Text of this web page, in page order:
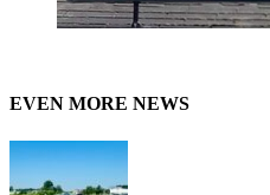
EVEN MORE NEWS